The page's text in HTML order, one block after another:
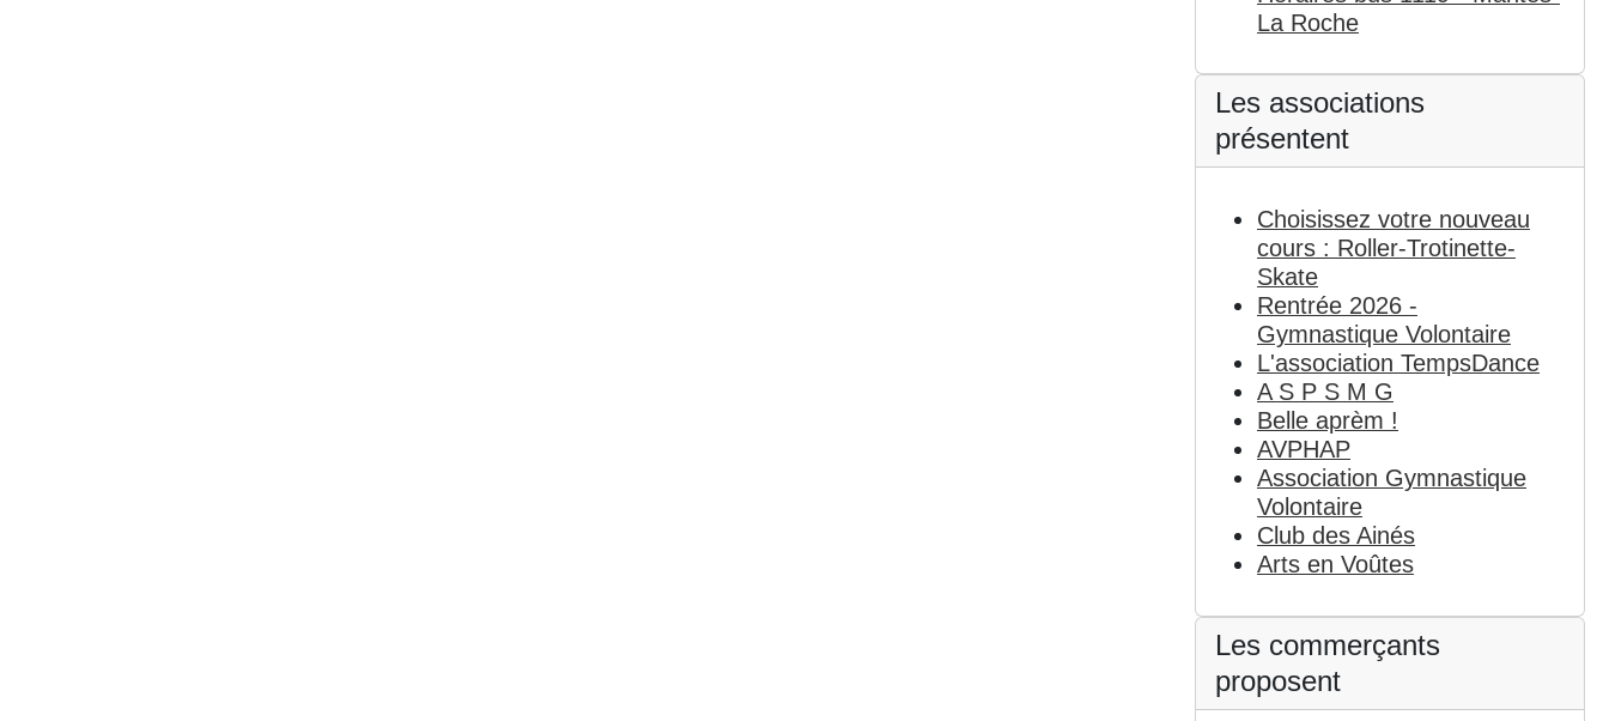
La Roche
Les associations
présentent
Choisissez votre nouveau
cours : Roller-Trotinette-
Skate
Rentrée 2026 -
Gymnastique Volontaire
L'association TempsDance
A S P S M G
Belle aprèm !
AVPHAP
Association Gymnastique
Volontaire
Club des Ainés
Arts en Voûtes
Les commerçants
proposent